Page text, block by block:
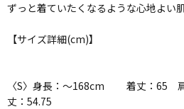
ずっと着ていたくなるような心地よい肌
【サイズ詳細(cm)】
〈S〉身長：～168cm 着丈：65
丈：54.75